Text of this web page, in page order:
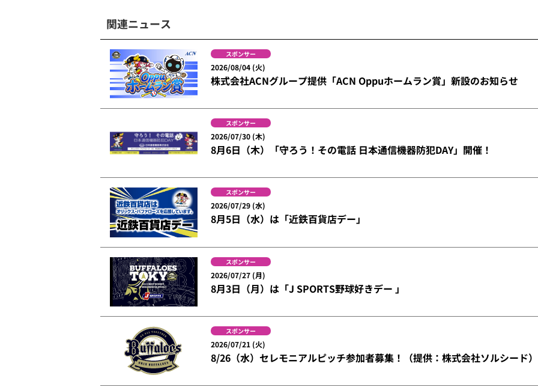
関連ニュース
スポンサー
2026/08/04 (火)
株式会社ACNグループ提供「ACN Oppuホームラン賞」新設のお知らせ
スポンサー
2026/07/30 (木)
8月6日（木）「守ろう！その電話 日本通信機器防犯DAY」開催！
スポンサー
2026/07/29 (水)
8月5日（水）は「近鉄百貨店デー」
スポンサー
2026/07/27 (月)
8月3日（月）は「J SPORTS野球好きデー 」
スポンサー
2026/07/21 (火)
8/26（水）セレモニアルピッチ参加者募集！（提供：株式会社ソルシード）